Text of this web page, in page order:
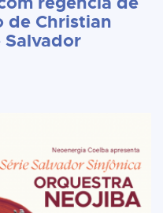
de Christian
Salvador